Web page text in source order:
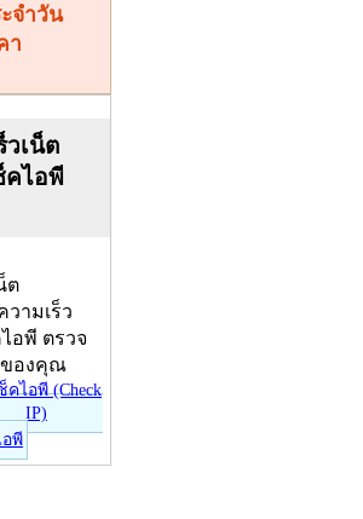
า
วเน็ต
คไอพี
ต
วามเร็ว
อพี ตรวจ
ของคุณ
อพี